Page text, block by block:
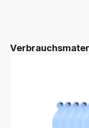
Produktgalerie